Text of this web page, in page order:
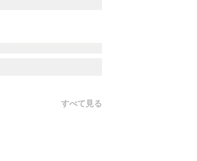
すべて見る